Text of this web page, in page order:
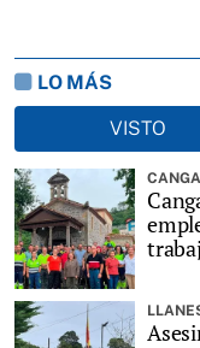
LO MÁS
VISTO